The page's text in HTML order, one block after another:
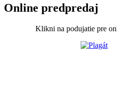
Online predpredaj
Klikni na podujatie pre